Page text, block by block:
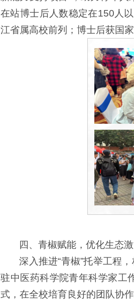
在站博士后人数稳定在150人
江省属高校前列；博士后获国
四、青椒赋能，优化生态
深入推进“青椒”托举工程
驻中医药科学院青年科学家工
式，在全校培育良好的团队协作